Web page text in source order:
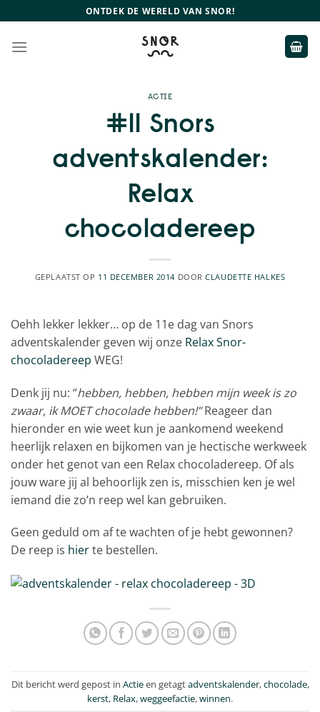
naar
inhoud
ONTDEK DE WERELD VAN SNOR!
ACTIE
#11 Snors
adventskalender:
Relax
chocoladereep
GEPLAATST OP 11 DECEMBER 2014 DOORCLAUDETTE HALKES
Oehh lekker lekker… op de 11e dag van Snors
adventskalender geven wij onze Relax Snor-
chocoladereep WEG!
Denk jij nu: “hebben, hebben, hebben mijn week is zo
zwaar, ik MOET chocolade hebben!”Reageer dan
hieronder en wie weet kun je aankomend weekend
heerlijk relaxen en bijkomen van je hectische werkweek
onder het genot van een Relax chocoladereep. Of als
jouw ware jij al behoorlijk zen is, misschien ken je wel
iemand die zo’n reep wel kan gebruiken.
Geen geduld om af te wachten of je hebt gewonnen?
De reep is hierte bestellen.
Dit bericht werd gepost in Actieen getagtadventskalender,chocolade,
kerst, Relax,weggeefactie,winnen.